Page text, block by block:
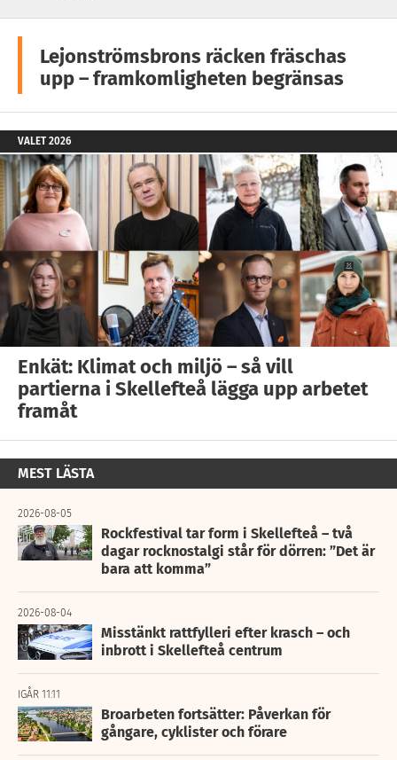
Lejonströmsbrons räcken fräschas
upp – framkomligheten begränsas
VALET 2026
Enkät: Klimat och miljö – så vill
partierna i Skellefteå lägga upp arbetet
framåt
MEST LÄSTA
2026-08-05
Rockfestival tar form i Skellefteå – två
dagar rocknostalgi står för dörren: ”Det är
bara att komma”
2026-08-04
Misstänkt rattfylleri efter krasch – och
inbrott i Skellefteå centrum
IGÅR 11:11
Broarbeten fortsätter: Påverkan för
gångare, cyklister och förare